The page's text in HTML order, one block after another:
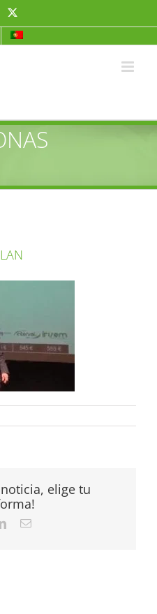
elige tu
LinkedInCorreo